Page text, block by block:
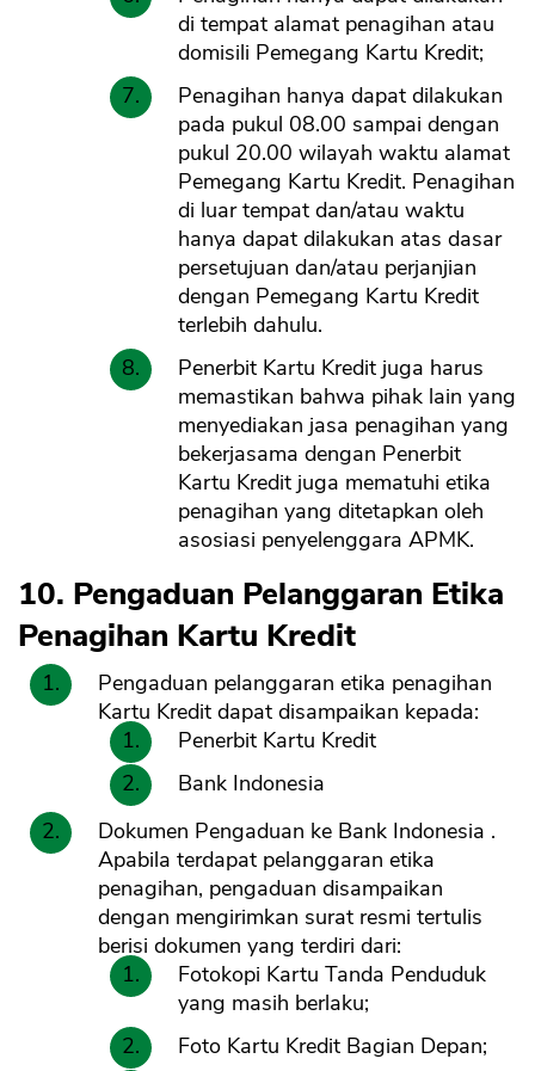
di tempat alamat penagihan atau
domisili Pemegang Kartu Kredit;
Penagihan hanya dapat dilakukan
pada pukul 08.00 sampai dengan
pukul 20.00 wilayah waktu alamat
Pemegang Kartu Kredit. Penagihan
di luar tempat dan/atau waktu
hanya dapat dilakukan atas dasar
persetujuan dan/atau perjanjian
dengan Pemegang Kartu Kredit
terlebih dahulu.
Penerbit Kartu Kredit juga harus
memastikan bahwa pihak lain yang
menyediakan jasa penagihan yang
bekerjasama dengan Penerbit
Kartu Kredit juga mematuhi etika
penagihan yang ditetapkan oleh
asosiasi penyelenggara APMK.
10. Pengaduan Pelanggaran Etika
Penagihan Kartu Kredit
Pengaduan pelanggaran etika penagihan
Kartu Kredit dapat disampaikan kepada:
Penerbit Kartu Kredit
Bank Indonesia
Dokumen Pengaduan ke Bank Indonesia .
Apabila terdapat pelanggaran etika
penagihan, pengaduan disampaikan
dengan mengirimkan surat resmi tertulis
berisi dokumen yang terdiri dari:
Fotokopi Kartu Tanda Penduduk
yang masih berlaku;
Foto Kartu Kredit Bagian Depan;